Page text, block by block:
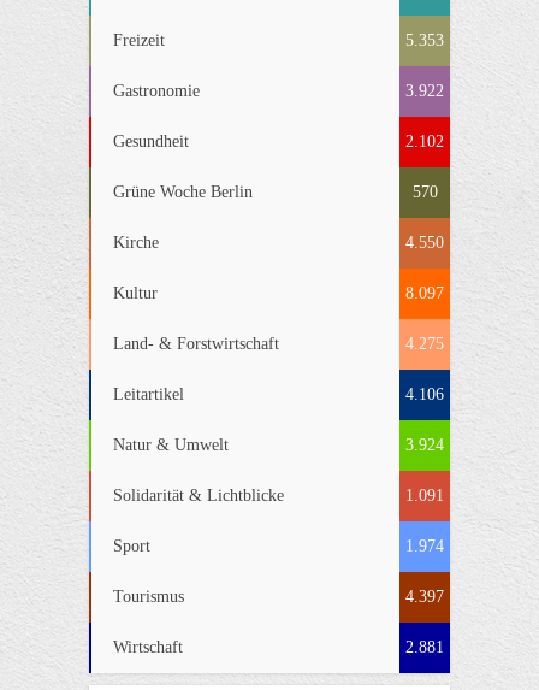
Freizeit 5.353
Gastronomie 3.922
Gesundheit 2.102
Grüne Woche Berlin 570
Kirche 4.550
Kultur 8.097
Land- & Forstwirtschaft 4.275
Leitartikel 4.106
Natur & Umwelt 3.924
Solidarität & Lichtblicke 1.091
Sport 1.974
Tourismus 4.397
Wirtschaft 2.881